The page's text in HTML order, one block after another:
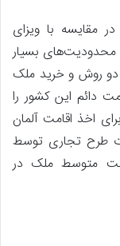
مقایسه با ویزای
محدودیت‌های بسیار
دو روش و خرید ملک
دائم این کشور را
اخذ اقامت آلمان
طرح تجاری توسط
متوسط ملک در